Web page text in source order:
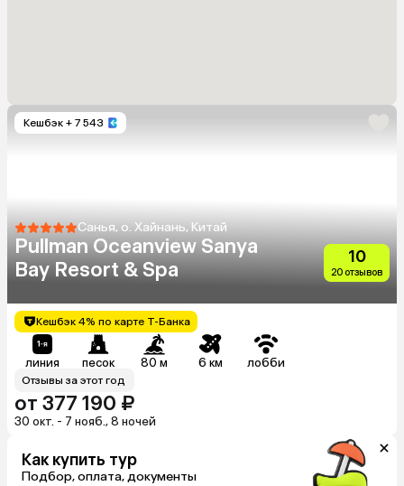
Кешбэк + 7 543
Санья, о. Хайнань, Китай
Pullman Oceanview Sanya
Bay Resort & Spa
10
20 отзывов
Кешбэк 4% по карте Т-Банка
линия песок 80 м 6 км лобби
Отзывы за этот год
от 377 190 ₽
30 окт. - 7 нояб., 8 ночей
Как купить тур
Подбор, оплата, документы